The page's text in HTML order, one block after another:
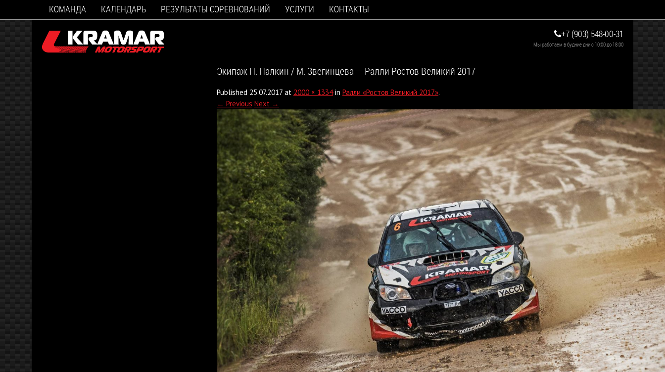
КОМАНДА КАЛЕНДАРЬ РЕЗУЛЬТАТЫ СОРЕВНОВАНИЙ УСЛУГИ КОНТАКТЫ
+7 (903) 548-00-31
Мы работаем в будние дни с 10:00 до 18:00
Экипаж П. Палкин / М. Звегинцева — Ралли Ростов Великий 2017
Published 25.07.2017at 2000 × 1334in Ралли «Ростов Великий 2017».
← Previous Next →